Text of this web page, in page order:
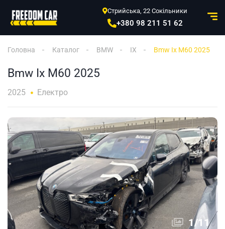
Стрийська, 22 Сокільники
+380 98 211 51 62
Головна Каталог BMW IX Bmw Ix M60 2025
Bmw Ix M60 2025
2025 Електро
1/11